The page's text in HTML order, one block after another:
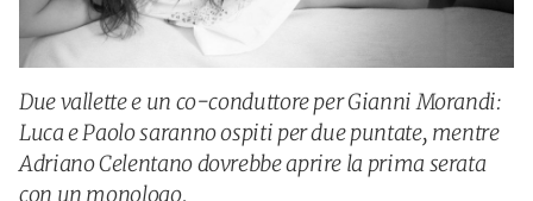
Due vallette e un co-conduttore per Gianni Morandi:
Luca e Paolo saranno ospiti per due puntate, mentre
Adriano Celentano dovrebbe aprire la prima serata
con un monologo.